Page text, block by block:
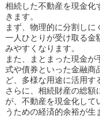
相続した不動産を現金化
きます。
まず、物理的に分割しに
一人ひとりが受け取る金
みやすくなります。
また、まとまった現金
式や債券といった金融商
ど、多様な用途に活用す
さらに、相続財産の総額
が、不動産を現金化して
うための経済的余裕が生